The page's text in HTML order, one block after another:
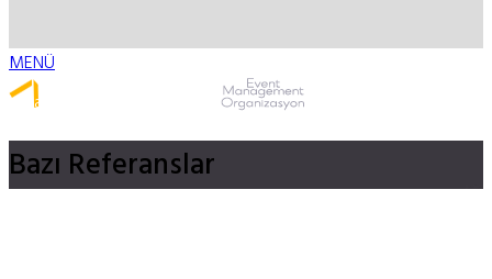
MENÜ
Whatsapp ile Ulaş
Bazı Referanslar